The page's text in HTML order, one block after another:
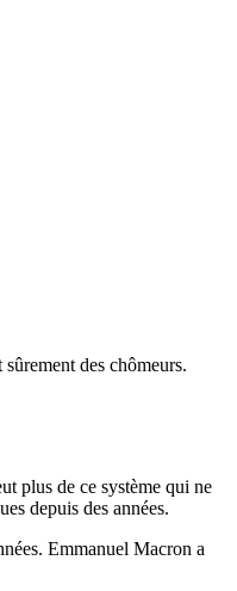
des chômeurs.
plus de ce système qui ne
depuis des années.
Emmanuel Macron a